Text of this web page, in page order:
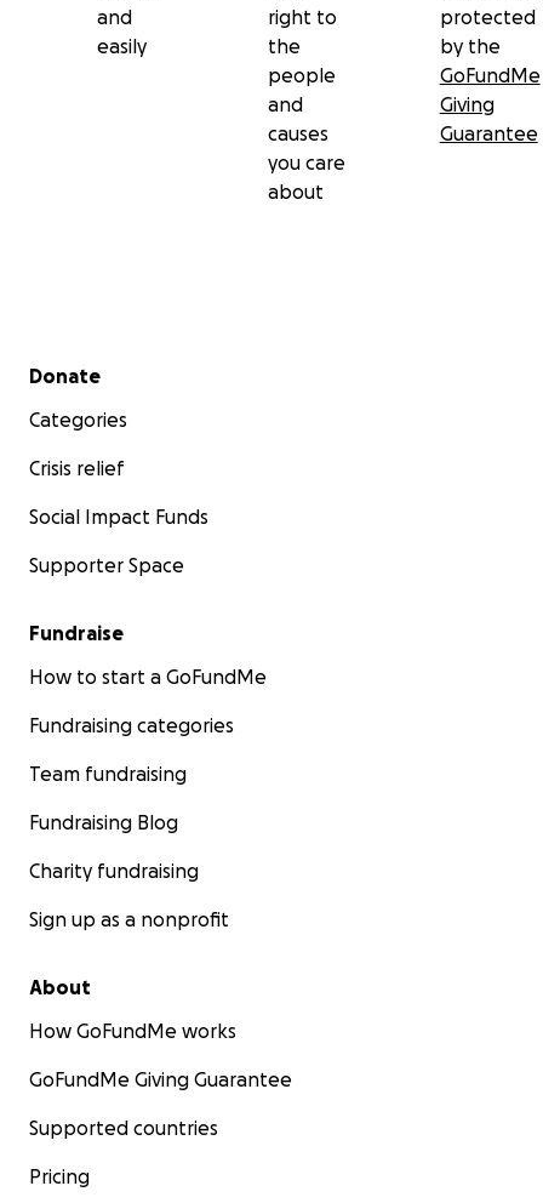
and
easily
right to
the
people
and
causes
you care
about
protected
by the
GoFundMe
Giving
Guarantee
Secondary menu
Donate
Categories
Crisis relief
Social Impact Funds
Supporter Space
Fundraise
How to start a GoFundMe
Fundraising categories
Team fundraising
Fundraising Blog
Charity fundraising
Sign up as a nonprofit
About
How GoFundMe works
GoFundMe Giving Guarantee
Supported countries
Pricing